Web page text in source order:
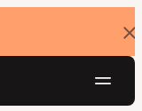
バ
ナ